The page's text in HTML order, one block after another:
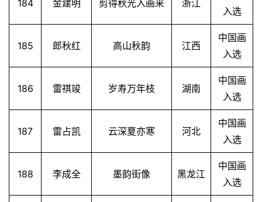
184 金建明 剪得秋光入画来 浙江
入选
185 郎秋红 高山秋韵 江西
中国画
入选
186 雷祺竣 岁寿万年枝 湖南
中国画
入选
187 雷占凯 云深夏亦寒 河北
中国画
入选
188 李成全 墨韵街像 黑龙江
中国画
入选